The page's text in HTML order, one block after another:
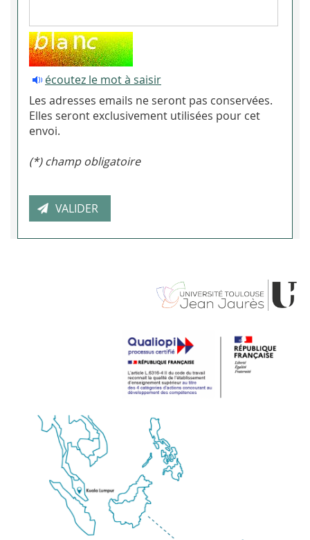
écoutez le mot à saisir
Les adresses emails ne seront pas conservées.
Elles seront exclusivement utilisées pour cet
envoi.
(*) champ obligatoire